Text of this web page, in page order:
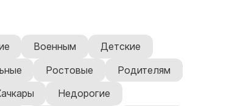
Военным Детские
Ростовые Родителям
Недорогие